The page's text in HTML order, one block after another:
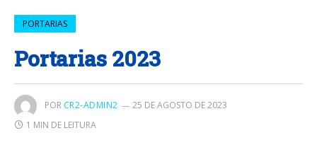
PORTARIAS
Portarias 2023
POR CR2-ADMIN2
25 DE AGOSTO DE 2023
1 MIN DE LEITURA